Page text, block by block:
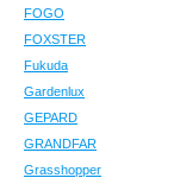
FOGO
FOXSTER
Fukuda
Gardenlux
GEPARD
GRANDFAR
Grasshopper